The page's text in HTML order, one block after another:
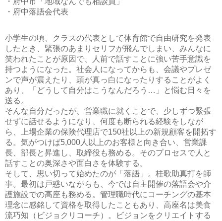
・府中落語会代表
小学生の頃、クラスの代表として体育館で自由研究を発表
したとき、緊張のあまりセリフが飛んでしまい、みんなに
笑われたことが原因で、人前で話すことに強い苦手意識を
持つようになった。社会人になってからも、会議やプレゼ
ンで声が震えたり、頭が真っ白になったりすることがよく
あり、「どうして自分はこうなんだろう…」と悩む日々を
送る。
そんな自分だったが、営業職に就くことで、少しずつ緊張
せずに話せるようになり、何度も断られる経験をしなが
ら、上場企業の保険代理店で150社以上の新規顧客を開拓す
る。気がつけば5,000人以上のお客様と向き合い、営業課
長、部長と昇進し、取締役も務める。そのプロセスで人と
話すことの奥深さや面白さを体験する。
そして、思い切って始めたのが「落語」。桂歌助真打を師
事。最初は戸惑いながらも、今では自主開催の落語会や介
護施設での高座も務める。管理職時代にコーチングの基本
理念に感銘して資格を取得したこともあり、高座名は美食
流巧知（ビジョクリコーチ）。ビジョンをクリエイトする